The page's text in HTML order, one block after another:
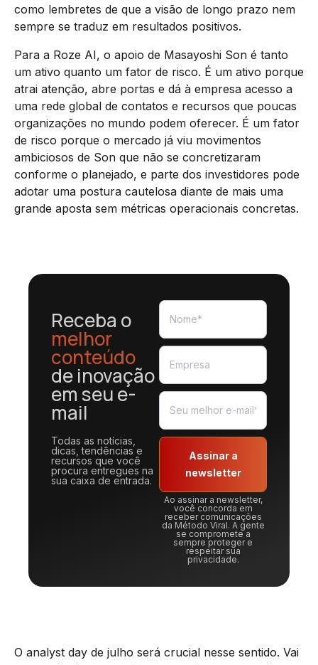
como lembretes de que a visão de longo prazo nem
sempre se traduz em resultados positivos.
Para a Roze AI, o apoio de Masayoshi Son é tanto
um ativo quanto um fator de risco. É um ativo porque
atrai atenção, abre portas e dá à empresa acesso a
uma rede global de contatos e recursos que poucas
organizações no mundo podem oferecer. É um fator
de risco porque o mercado já viu movimentos
ambiciosos de Son que não se concretizaram
conforme o planejado, e parte dos investidores pode
adotar uma postura cautelosa diante de mais uma
grande aposta sem métricas operacionais concretas.
Receba o
melhor
conteúdo
de inovação
em seu e-
mail
Todas as notícias,
dicas, tendências e
recursos que você
procura entregues na
sua caixa de entrada.
Assinar a
newsletter
Ao assinar a newsletter,
você concorda em
receber comunicações
da Método Viral. A gente
se compromete a
sempre proteger e
respeitar sua
privacidade.
O analyst day de julho será crucial nesse sentido. Vai